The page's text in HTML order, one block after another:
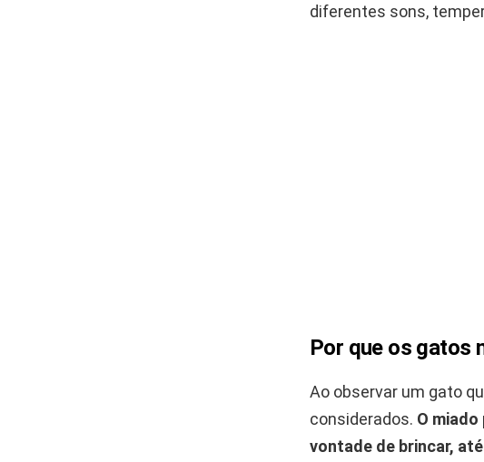
diferentes sons,
Por que os gatos
Ao observar um gato
considerados. O
vontade de brincar,